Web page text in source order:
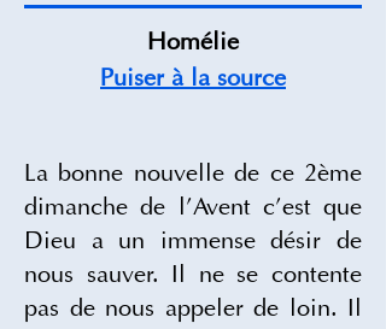
Homélie
Puiser à la source
La bonne nouvelle de ce 2ème
dimanche de l’Avent c’est que
Dieu a un immense désir de
nous sauver. Il ne se contente
pas de nous appeler de loin. Il